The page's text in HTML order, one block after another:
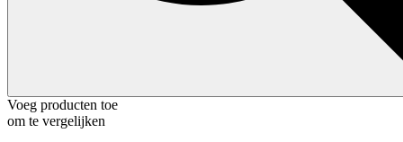
Voeg producten toe
om te vergelijken